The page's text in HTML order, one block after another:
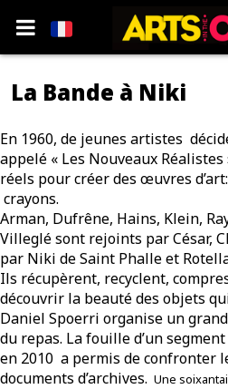
La Bande à Niki
En 1960, de jeunes artistes
appelé « Les Nouveaux
réels pour créer des œuvres
crayons.
Arman, Dufrêne, Hains, Klein,
Villeglé sont rejoints par César,
par Niki de Saint Phalle et
Ils récupèrent, recyclent,
découvrir la beauté des objets
Daniel Spoerri organise un
du repas. La fouille d’un
en 2010 a permis de confronter
documents d’archives. Une